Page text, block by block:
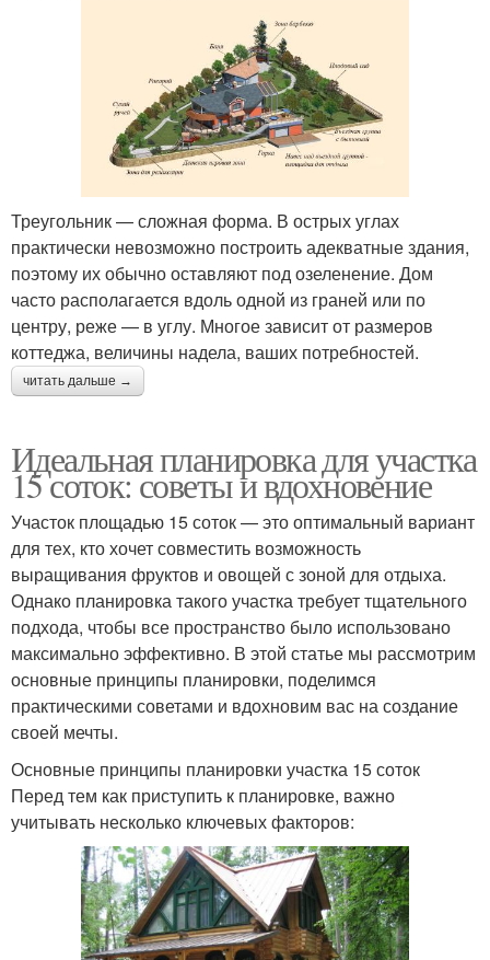
Треугольник — сложная форма. В острых углах
практически невозможно построить адекватные здания,
поэтому их обычно оставляют под озеленение. Дом
часто располагается вдоль одной из граней или по
центру, реже — в углу. Многое зависит от размеров
коттеджа, величины надела, ваших потребностей.
читать дальше →
Идеальная планировка для участка
15 соток: советы и вдохновение
Участок площадью 15 соток — это оптимальный вариант
для тех, кто хочет совместить возможность
выращивания фруктов и овощей с зоной для отдыха.
Однако планировка такого участка требует тщательного
подхода, чтобы все пространство было использовано
максимально эффективно. В этой статье мы рассмотрим
основные принципы планировки, поделимся
практическими советами и вдохновим вас на создание
своей мечты.
Основные принципы планировки участка 15 соток
Перед тем как приступить к планировке, важно
учитывать несколько ключевых факторов: